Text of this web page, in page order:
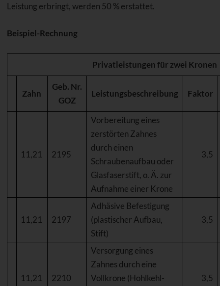
Leistung erbringt, werden 50 % erstattet.
Beispiel-Rechnung
Privatleistungen für zwei Kronen
Zahn
Geb. Nr.
GOZ
Leistungsbeschreibung Faktor
11,21 2195
Vorbereitung eines
zerstörten Zahnes
durch einen
Schraubenaufbau oder
Glasfaserstift, o. Ä. zur
Aufnahme einer Krone
3,5
11,21 2197
Adhäsive Befestigung
(plastischer Aufbau,
Stift)
3,5
11,21 2210
Versorgung eines
Zahnes durch eine
Vollkrone (Hohlkehl-
3,5